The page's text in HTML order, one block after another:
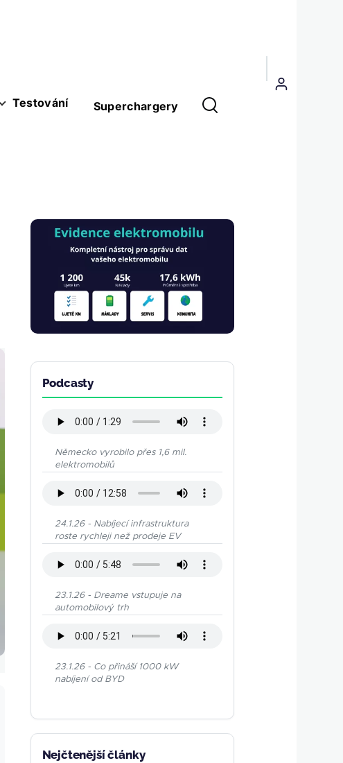
Testování Superchargery
Menu
uživatelského
Obrázek
Podcasty
Německo vyrobilo přes 1,6 mil.
elektromobilů
24.1.26 - Nabíjecí infrastruktura
roste rychleji než prodeje EV
23.1.26 - Dreame vstupuje na
automobilový trh
23.1.26 - Co přináší 1000 kW
nabíjení od BYD
Nejčtenější články